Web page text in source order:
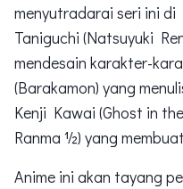
menyutradarai seri ini
Taniguchi (Natsuyuki
mendesain karakter-
(Barakamon) yang
Kenji Kawai (Ghost in
Ranma ½) yang
Anime ini akan tayang